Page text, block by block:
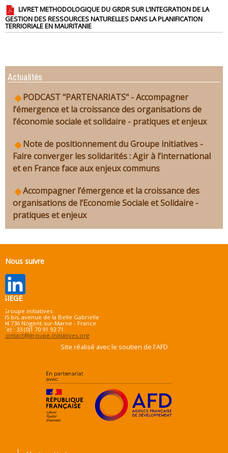
LIVRET METHODOLOGIQUE DU GRDR SUR L’INTEGRATION DE LA
GESTION DES RESSOURCES NATURELLES DANS LA PLANIFICATION
TERRIORIALE EN MAURITANIE
Actualités
PODCAST "PARTENARIATS" - Accompagner
l’émergence et la croissance des organisations de
l’économie sociale et solidaire - pratiques et enjeux
Note de positionnement du Groupe initiatives -
Faire converger les solidarités : Agir à l’international
et en France face aux enjeux communs
Accompagner l’émergence et la croissance des
organisations de l’Economie Sociale et Solidaire -
pratiques et enjeux
Nous suivre
SIEGE
Groupe initiatives
45 bis, avenue de la Belle Gabrielle
94 736 Nogent-sur-Marne - France
Tel : 33 (0)1 70 91 92 71
contact@groupe-initiatives.org
Site réalisé avec le soutien de l'AFD